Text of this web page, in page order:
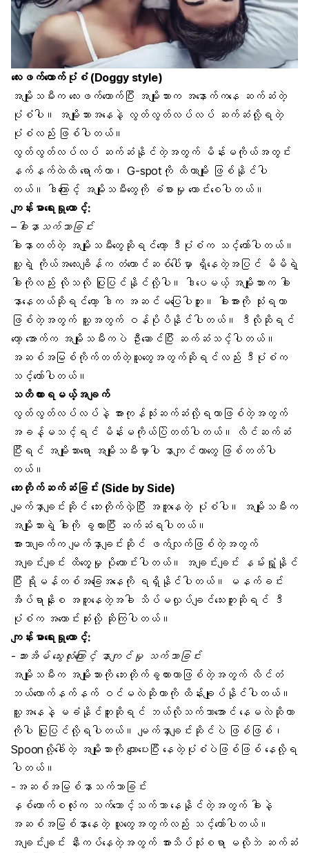
လေးဖက်ထောက်ပုံစံ (Doggy style)
အမျိုုးသမီးက လေးဖက်ထောက်ပြီး အမျိုးသားက အနောက်ကနေ ဆက်ဆံတဲ့
ပုံစံပါ။ အမျိုးသားအနေနဲ့ လွတ်လွတ်လပ်လပ် ဆက်ဆံလို့ရတဲ့
ပုံစံလည်း ဖြစ်ပါတယ်။
လွတ်လွတ်လပ်လပ် ဆက်ဆံနိုင်တဲ့အတွက် မိန်းမကိုယ်အတွင်း
နက်နက်ထဲထိ ရောက်တာ၊ G-spotကို ထိတာမျိုး ဖြစ်နိုင်ပါ
တယ်။ ဒါကြောင့် အမျိုးသမီးတွေကို ခံစားမှု ကောင်းစေပါတယ်။
ကျန်းမာရေးရှုထောင့်:
–ခါးနာသက်သာခြင်း
ခါးနာတတ်တဲ့ အမျိုးသမီးတွေဆိုရင်တော့ ဒီပုံစံက သင့်တော်ပါတယ်။
သူ့ရဲ့ ကိုယ်အလေးချိန်က တံတောင်ဆစ်ပေါ်မှာ ရှိနေတဲ့အပြင် မိမိရဲ့
ခါးကိုလည်း လိုသလို ပြုပြင်နိုင်လို့ပါ။ ဒါပေမယ့် အမျိုးသားက ခါး
နာနေတယ်ဆိုရင်တော့ ဒါက အဆင်မပြေပါဘူး။ ခါးအားကို သုံးရတာ
ဖြစ်တဲ့အတွက် သူ့အတွက် ဝန်ပိုပိနိုင်ပါတယ်။ ဒီလိုဆိုရင်
တော့ အောက်က အမျိုးသမီးကပဲ ဦးဆောင်ပြီး ဆက်ဆံသင့်ပါတယ်။
အဆစ်အမြစ်ကိုက်တတ်တဲ့သူတွေအတွက်ဆိုရင်လည်း ဒီပုံစံက
သင့်တော်ပါတယ်။
သတိထားရမယ့်အချက်
လွတ်လွတ်လပ်လပ်နဲ့ အားကုန်သုံးဆက်ဆံလို့ရတာဖြစ်တဲ့အတွက်
အခန့်မသင့်ရင်
မိန်းမကိုယ်ပြဲ တတ်ပါတယ်။ လိင်ဆက်ဆံ
ပြီးရင် အမျိုးသားရော အမျိုးသမီးမှာပါ နာကျင်တာတွေ ဖြစ်တတ်ပါ
တယ်။
ဘေးတိုက်ဆက်ဆံခြင်း (Side by Side)
မျက်နှာချင်းဆိုင် ဘေးတိုက်လှဲပြီး အတူနေတဲ့ ပုံစံပါ။ အမျိုးသမီးက
အမျိုးသားရဲ့ ခါးကို ခွထားပြီး ဆက်ဆံရပါတယ်။
အားသာချက်က မျက်နှာချင်းဆိုင် ဖက်လျက်ဖြစ်တဲ့အတွက်
အချင်းချင်း ထိတွေ့မှု ပိုကောင်းပါတယ်။ အချင်းချင်း နမ်းရှုံ့နိုင်
ပြီး ရိုမန်တစ်အခြေအနေကို ရရှိနိုင်ပါတယ်။ မနက်ခင်း
အိပ်ရာနိုးစ အတူနေတဲ့အခါ သိပ်မလှုပ်ချင်သေးဘူးဆိုရင် ဒီ
ပုံစံက အကောင်းဆုံးလို့ ဆိုကြပါတယ်။
ကျန်းမာရေးရှုထောင့်:
-သားအိမ် သွေးလုံးကြောင့် နာကျင်မှု သက်သာခြင်း
အမျိုးသမီးက အမျိုးသားကို ဘေးတိုက်ခွထားတာဖြစ်တဲ့အတွက် လိင်တံ
ဘယ်လောက်နက်နက် ဝင်မလဲဆိုတာကို ထိန်းချုပ်နိုင်ပါတယ်။
သူ့အနေနဲ့ မခံနိုင်ဘူးဆိုရင် ဘယ်လိုသက်သာအောင် နေမလဲဆိုတာ
ကိုပါ ပြုပြင်လို့ရပါတယ်။ မျက်နှာချင်းဆိုင်ပဲ ဖြစ်ဖြစ်၊
Spoonလို့ခေါ်တဲ့ အမျိုးသားကို ကျောပေးပြီး နေတဲ့ပုံစံပဲဖြစ်ဖြစ် နေလို့ရ
ပါတယ်။
-အဆစ်အမြစ်နာသက်သာခြင်း
နှစ်ယောက်စလုံးက သက်သောင့်သက်သာ နေနိုင်တဲ့အတွက် ခါးနဲ့
အဆစ်အမြစ်နာနေတဲ့ သူတွေအတွက်လည်း သင့်တော်ပါတယ်။
အချင်းချင်း နီးကပ်နေတဲ့အတွက် အားသိပ်သုံးစရာ မလိုဘဲ ဆက်ဆံ